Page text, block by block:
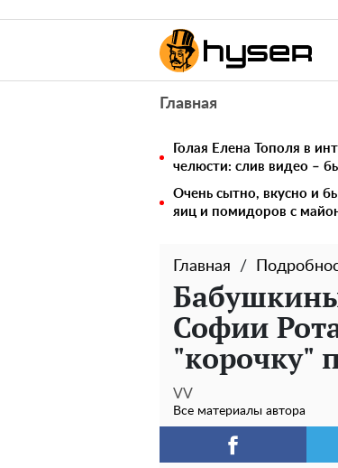
Главная
Голая Елена Тополя в
челюсти: слив видео –
Очень сытно, вкусно и
яиц и помидоров с
Главная
Софии
"корочку"
VV
Все материалы автора